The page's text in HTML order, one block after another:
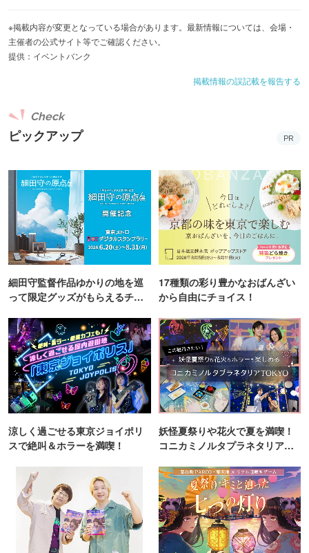
※掲載内容が変更となっている場合があります。最新情報については、会場・
主催者の公式サイト等でご確認ください。
提供：イベントバンク
掲載情報の誤記載を報告する
ピックアップ
Check
PR
細田守監督作品ゆかりの地を巡
って限定グッズがもらえるチャ
17種類の彩り豊かなおばんざい
から自由にチョイス！
涼しく過ごせる東京ジョイポリ
スで絶叫＆ホラーを満喫！
妖怪夏祭りや花火で夏を満喫！
コニカミノルタプラネタリア